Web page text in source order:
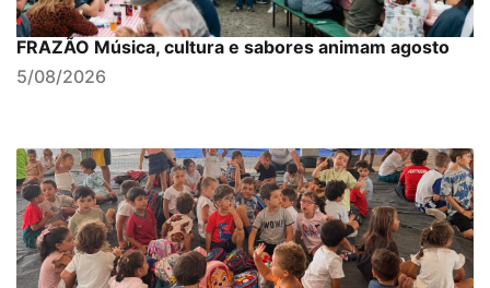
FRAZÃO Música, cultura e sabores animam agosto
5/08/2026